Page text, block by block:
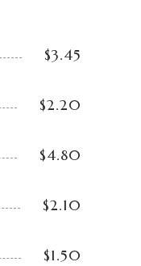
$3.45
$2.20
$4.80
$2.10
$1.50